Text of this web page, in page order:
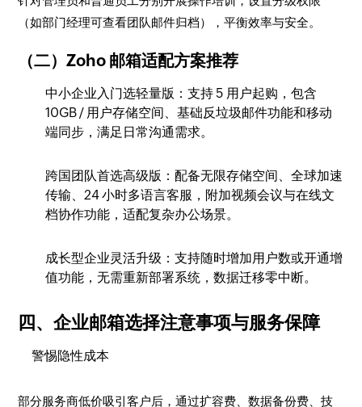
（如部门经理可查看团队邮件归档），平衡效率与安全。
（二）Zoho 邮箱适配方案推荐
中小企业入门选轻量版 ：支持 5 用户起购，包含
10GB / 用户存储空间、基础反垃圾邮件功能和移动
端同步，满足日常沟通需求。
跨国团队首选高级版 ：配备无限存储空间、全球加速
传输、24 小时多语言客服，附加视频会议与在线文
档协作功能，适配复杂办公场景。
成长型企业灵活升级 ：支持随时增加用户数或开通增
值功能，无需重新部署系统，数据迁移零中断。
四、企业邮箱选择注意事项与服务保障
警惕隐性成本
部分服务商低价吸引客户后，通过扩容费、数据备份费、技